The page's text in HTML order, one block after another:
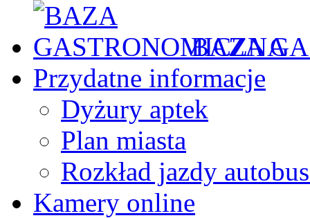
BAZA
Przydatne informacje
Dyżury aptek
Plan miasta
Rozkład jazdy
Kamery online